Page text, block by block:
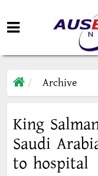
Archive
King
Saudi
to hospital